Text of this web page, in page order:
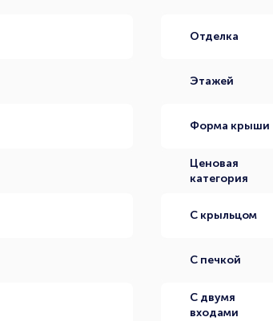
Отделка
Этажей
Форма крыши
Ценовая
категория
С крыльцом
С печкой
С двумя
входами